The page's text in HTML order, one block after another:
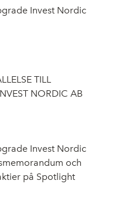
Invest Nordic
TILL
NORDIC AB
Invest Nordic
och
på Spotlight